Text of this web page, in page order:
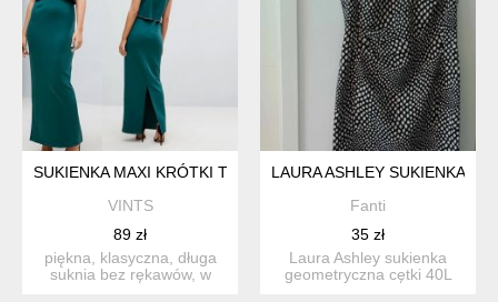
SUKIENKA MAXI KRÓTKI TOP ZE ZDOBIONYM BRZEGIEM
VINTS
89 zł
piękna, klasyczna, długa
suknia bez rękawów, w
LAURA ASHLEY SUKIENKA
Fanti
35 zł
Laura Ashley sukienka
geometryczna cętki 40L